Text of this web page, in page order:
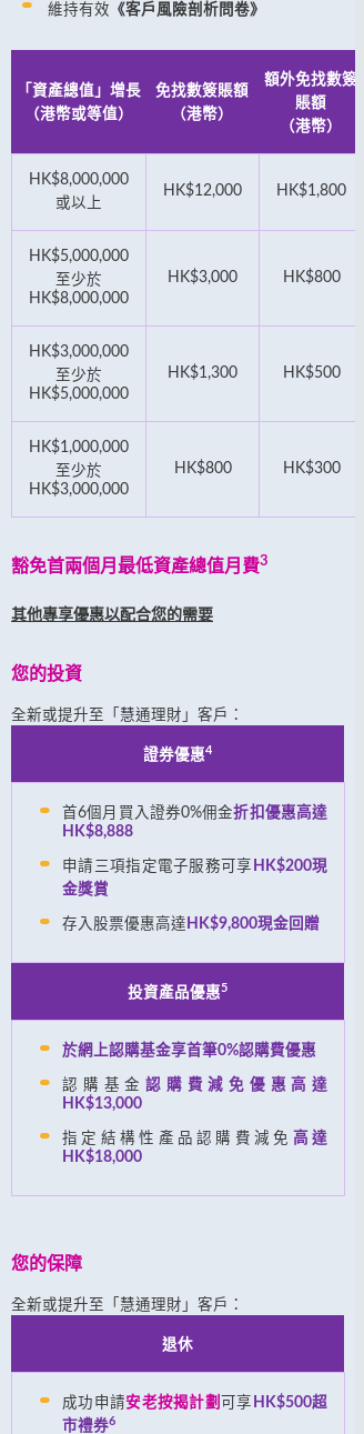
維持有效 《客戶風險剖析問卷》
「資產總值」增長
（港幣或等值）
免找數簽賬額
（港幣）
額外免找數簽
賬額
（港幣）
HK$8,000,000
或以上
HK$12,000 HK$1,800
HK$5,000,000
至少於
HK$8,000,000
HK$3,000 HK$800
HK$3,000,000
至少於
HK$5,000,000
HK$1,300 HK$500
HK$1,000,000
至少於
HK$3,000,000
HK$800 HK$300
豁免首兩個月最低資產總值月費3
其他專享優惠以配合您的需要
您的投資
全新或提升至「慧通理財」客戶：
證券優惠4
首6個月買入證券0%佣金折扣優惠高達
HK$8,888
申請三項指定電子服務可享 HK$200現
金獎賞
存入股票優惠高達 HK$9,800現金回贈
投資產品優惠5
於網上認購基金享首筆0%認購費優惠
認購基金 認購費減免優惠高達
HK$13,000
指定結構性產品認購費減免 高達
HK$18,000
您的保障
全新或提升至「慧通理財」客戶：
退休
成功申請安老按揭計劃 可享 HK$500超
市禮券6